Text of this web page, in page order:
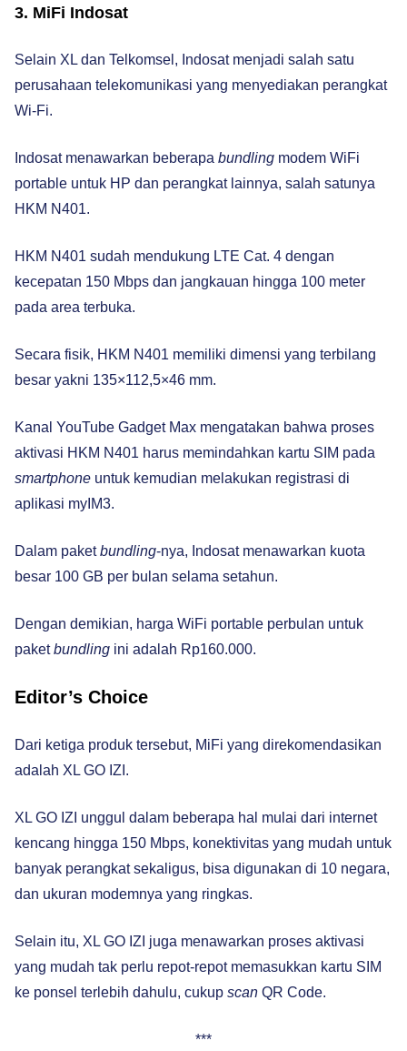
3. MiFi Indosat
Selain XL dan Telkomsel, Indosat menjadi salah satu
perusahaan telekomunikasi yang menyediakan perangkat
Wi-Fi.
Indosat menawarkan beberapa bundling modem WiFi
portable untuk HP dan perangkat lainnya, salah satunya
HKM N401.
HKM N401 sudah mendukung LTE Cat. 4 dengan
kecepatan 150 Mbps dan jangkauan hingga 100 meter
pada area terbuka.
Secara fisik, HKM N401 memiliki dimensi yang terbilang
besar yakni 135×112,5×46 mm.
Kanal YouTube Gadget Max mengatakan bahwa proses
aktivasi HKM N401 harus memindahkan kartu SIM pada
smartphone untuk kemudian melakukan registrasi di
aplikasi myIM3.
Dalam paketbundling-nya, Indosat menawarkan kuota
besar 100 GB per bulan selama setahun.
Dengan demikian, harga WiFi portable perbulan untuk
paketbundling ini adalah Rp160.000.
Editor’s Choice
Dari ketiga produk tersebut, MiFi yang direkomendasikan
adalah XL GO IZI.
XL GO IZI unggul dalam beberapa hal mulai dari internet
kencang hingga 150 Mbps, konektivitas yang mudah untuk
banyak perangkat sekaligus, bisa digunakan di 10 negara,
dan ukuran modemnya yang ringkas.
Selain itu, XL GO IZI juga menawarkan proses aktivasi
yang mudah tak perlu repot-repot memasukkan kartu SIM
ke ponsel terlebih dahulu, cukup scan QR Code.
***